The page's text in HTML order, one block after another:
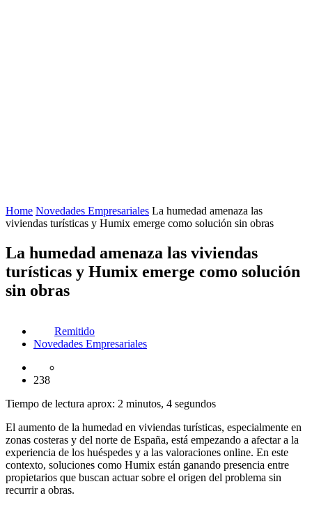
Home Novedades Empresariales La humedad amenaza las
viviendas turísticas y Humix emerge como solución sin obras
La humedad amenaza las viviendas
turísticas y Humix emerge como solución
sin obras
Remitido
Novedades Empresariales
238
Tiempo de lectura aprox: 2 minutos, 4 segundos
El aumento de la humedad en viviendas turísticas, especialmente en
zonas costeras y del norte de España, está empezando a afectar a la
experiencia de los huéspedes y a las valoraciones online. En este
contexto, soluciones como Humix están ganando presencia entre
propietarios que buscan actuar sobre el origen del problema sin
recurrir a obras.